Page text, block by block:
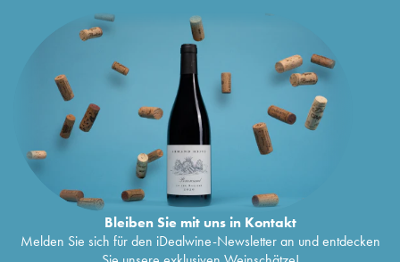
Bleiben Sie mit uns in Kontakt
Melden Sie sich für den iDealwine-Newsletter an und entdecken